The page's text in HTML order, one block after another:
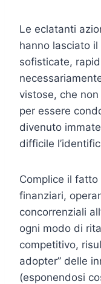
Le eclatanti
hanno lasciato
sofisticate,
vistose, che
per essere
divenuto
difficile
Complice il
finanziari,
concorrenziali
ogni modo di
competitivo,
adopter” delle
(esponendosi